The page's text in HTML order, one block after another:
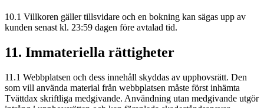
10.1 Villkoren gäller tillsvidare och en bokning kan sägas upp av
kunden senast kl. 23:59 dagen före avtalad tid.
11. Immateriella rättigheter
11.1 Webbplatsen och dess innehåll skyddas av upphovsrätt. Den
som vill använda material från webbplatsen måste först inhämta
Tvättdax skriftliga medgivande. Användning utan medgivande utgör